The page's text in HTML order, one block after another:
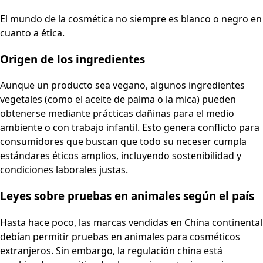
El mundo de la cosmética no siempre es blanco o negro en
cuanto a ética.
Origen de los ingredientes
Aunque un producto sea vegano, algunos ingredientes
vegetales (como el aceite de palma o la mica) pueden
obtenerse mediante prácticas dañinas para el medio
ambiente o con trabajo infantil. Esto genera conflicto para
consumidores que buscan que todo su neceser cumpla
estándares éticos amplios, incluyendo sostenibilidad y
condiciones laborales justas.
Leyes sobre pruebas en animales según el país
Hasta hace poco, las marcas vendidas en China continental
debían permitir pruebas en animales para cosméticos
extranjeros. Sin embargo, la regulación china está